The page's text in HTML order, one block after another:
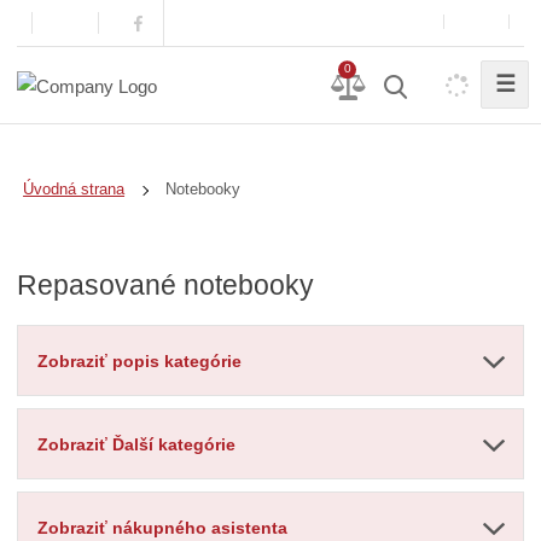
0
☰
Úvodná strana Notebooky
Repasované notebooky
Zobraziť popis kategórie
Zobraziť Ďalší kategórie
Zobraziť nákupného asistenta